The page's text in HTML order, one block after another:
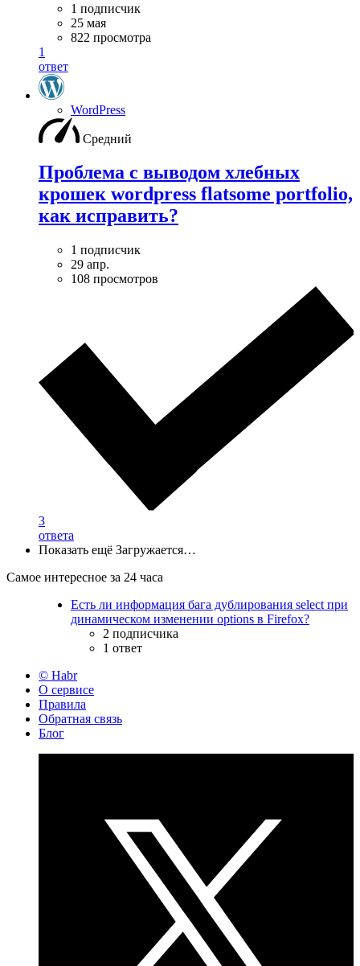
1 подписчик
25 мая
822 просмотра
1
ответ
WordPress
Средний
Проблема с выводом хлебных
крошек wordpress flatsome portfolio,
как исправить?
1 подписчик
29 апр.
108 просмотров
3
ответа
Показать ещё Загружается…
Самое интересное за 24 часа
Есть ли информация бага дублирования select при
динамическом изменении options в Firefox?
2 подписчика
1 ответ
© Habr
О сервисе
Правила
Обратная связь
Блог